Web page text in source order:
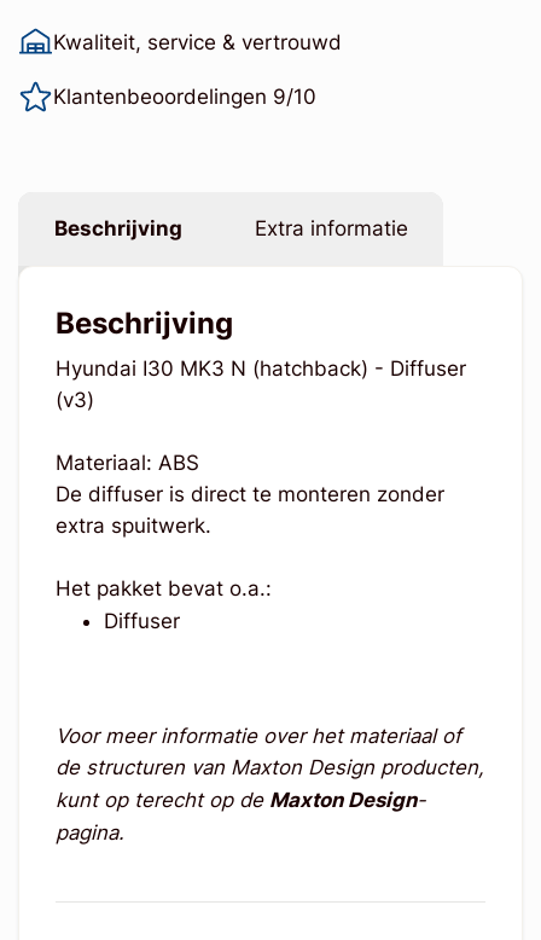
Kwaliteit, service & vertrouwd
Klantenbeoordelingen 9/10
Beschrijving Extra informatie
Beschrijving
Hyundai I30 MK3 N (hatchback) - Diffuser
(v3)
Materiaal: ABS
De diffuser is direct te monteren zonder
extra spuitwerk.
Het pakket bevat o.a.:
Diffuser
Voor meer informatie over het materiaal of
de structuren van Maxton Design producten,
kunt op terecht op de Maxton Design-
pagina.